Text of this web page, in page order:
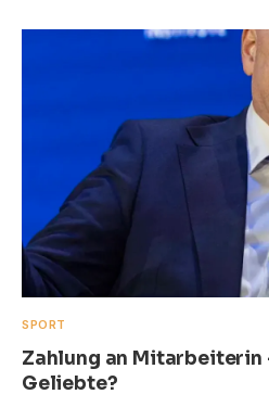
SPORT
Zahlung an Mitarbeiterin
Geliebte?